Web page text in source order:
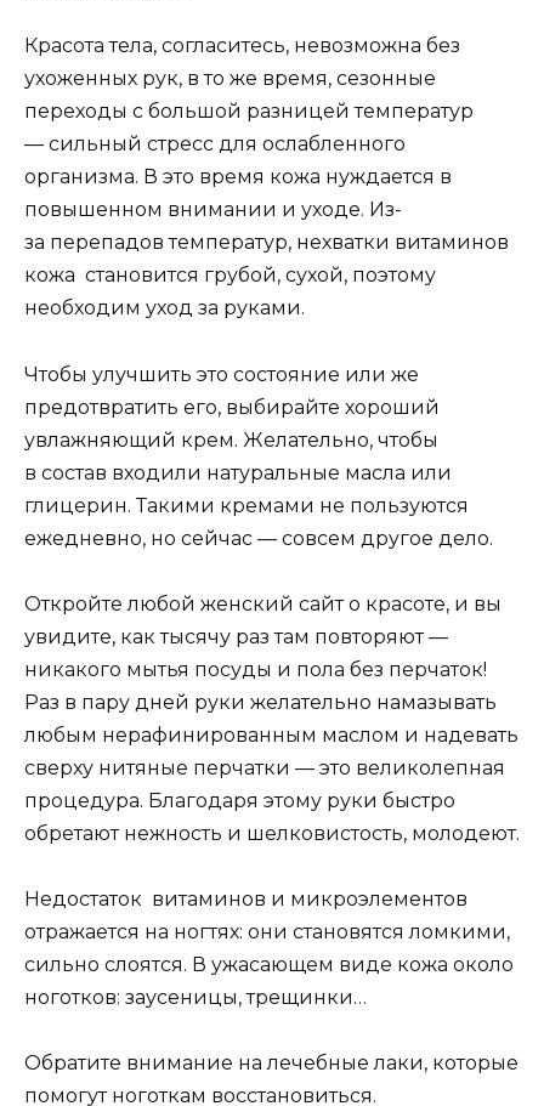
Красота тела, согласитесь, невозможна без
ухоженных рук, в то же время, сезонные
переходы с большой разницей температур
— сильный стресс для ослабленного
организма. В это время кожа нуждается в
повышенном внимании и уходе. Из-
за перепадов температур, нехватки витаминов
кожа становится грубой, сухой, поэтому
необходим уход за руками.
Чтобы улучшить это состояние или же
предотвратить его, выбирайте хороший
увлажняющий крем. Желательно, чтобы
в состав входили натуральные масла или
глицерин. Такими кремами не пользуются
ежедневно, но сейчас — совсем другое дело.
Откройте любой женский сайт о красоте, и вы
увидите, как тысячу раз там повторяют —
никакого мытья посуды и пола без перчаток!
Раз в пару дней руки желательно намазывать
любым нерафинированным маслом и надевать
сверху нитяные перчатки — это великолепная
процедура. Благодаря этому руки быстро
обретают нежность и шелковистость, молодеют.
Недостаток витаминов и микроэлементов
отражается на ногтях: они становятся ломкими,
сильно слоятся. В ужасающем виде кожа около
ноготков: заусеницы, трещинки…
Обратите внимание на лечебные лаки, которые
помогут ноготкам восстановиться.